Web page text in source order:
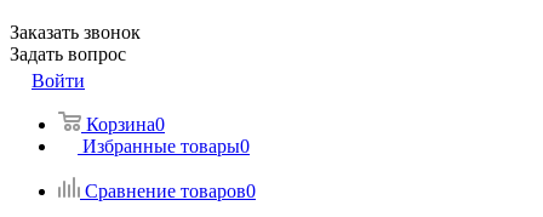
Заказать звонок
Задать вопрос
Войти
Корзина0
Избранные товары0
Сравнение товаров0